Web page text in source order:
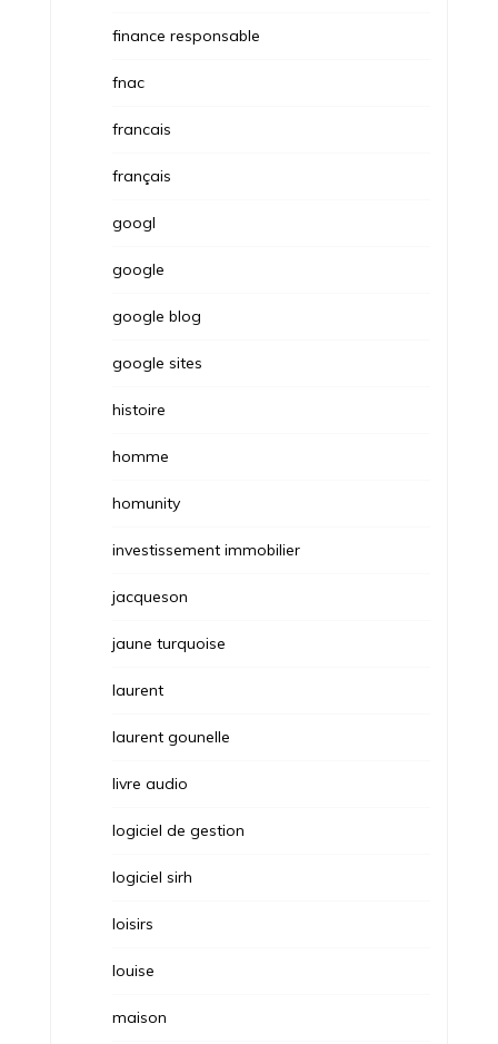
finance responsable
fnac
francais
français
googl
google
google blog
google sites
histoire
homme
homunity
investissement immobilier
jacqueson
jaune turquoise
laurent
laurent gounelle
livre audio
logiciel de gestion
logiciel sirh
loisirs
louise
maison